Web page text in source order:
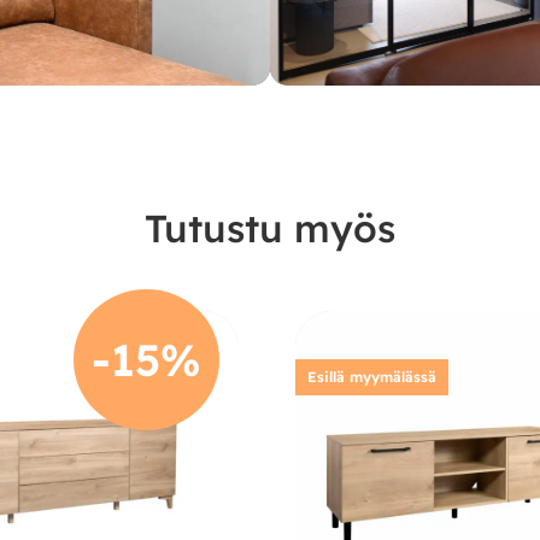
Tutustu myös
-15% Esillä myymälässä